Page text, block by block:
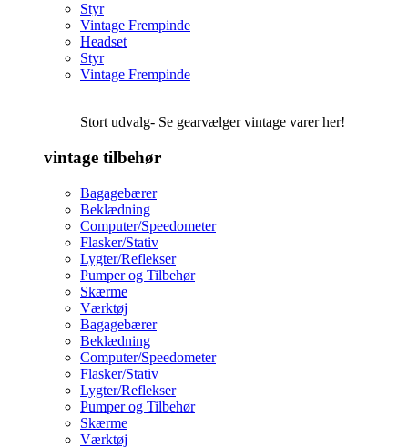
Styr
Vintage Frempinde
Headset
Styr
Vintage Frempinde
Stort udvalg- Se gearvælger vintage varer her!
vintage tilbehør
Bagagebærer
Beklædning
Computer/Speedometer
Flasker/Stativ
Lygter/Reflekser
Pumper og Tilbehør
Skærme
Værktøj
Bagagebærer
Beklædning
Computer/Speedometer
Flasker/Stativ
Lygter/Reflekser
Pumper og Tilbehør
Skærme
Værktøj